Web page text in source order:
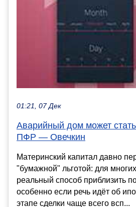
01:21, 07 Дек
Аварийный дом может
ПФР — Овечкин
Материнский капитал давно
"бумажной" льготой: для
реальный способ приблизить
особенно если речь идёт об
этапе сделки чаще всего всп...